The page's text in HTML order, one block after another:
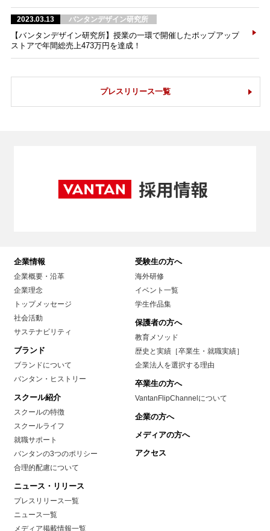
2023.03.13 バンタンデザイン研究所
【バンタンデザイン研究所】授業の一環で開催したポップアップ
ストアで年間総売上473万円を達成！
プレスリリース一覧
企業情報
企業概要・沿革
企業理念
トップメッセージ
社会活動
サステナビリティ
ブランド
ブランドについて
バンタン・ヒストリー
スクール紹介
スクールの特徴
スクールライフ
就職サポート
バンタンの3つのポリシー
合理的配慮について
ニュース・リリース
プレスリリース一覧
ニュース一覧
メディア掲載情報一覧
受験生の方へ
海外研修
イベント一覧
学生作品集
保護者の方へ
教育メソッド
歴史と実績［卒業生・就職実績］
企業法人を選択する理由
卒業生の方へ
VantanFlipChannelについて
企業の方へ
メディアの方へ
アクセス